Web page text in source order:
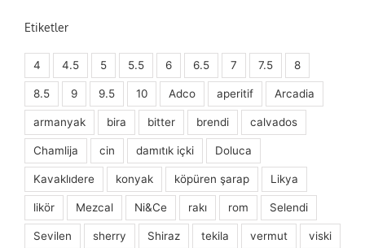
Etiketler
4 4.5 5 5.5 6 6.5 7 7.5 8
8.5 9 9.5 10 Adco aperitif Arcadia
armanyak bira bitter brendi calvados
Chamlija cin damıtık içki Doluca
Kavaklıdere konyak köpüren şarap Likya
likör Mezcal Ni&Ce rakı rom Selendi
Sevilen sherry Shiraz tekila vermut viski